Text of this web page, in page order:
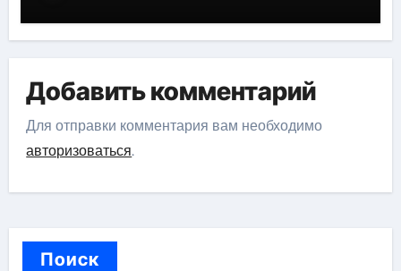
Добавить комментарий
Для отправки комментария вам необходимо
авторизоваться.
Поиск